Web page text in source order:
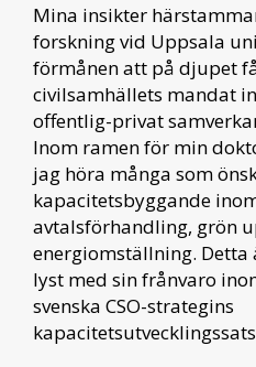
Mina insikter
forskning vid Uppsala
förmånen att på djupet
civilsamhällets mandat
offentlig-privat
Inom ramen för min
jag höra många som
kapacitetsbyggande
avtalsförhandling, grön
energiomställning. Detta
lyst med sin frånvaro
svenska CSO-strategins